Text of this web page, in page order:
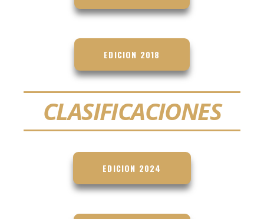
EDICION 2018
CLASIFICACIONES
EDICION 2024